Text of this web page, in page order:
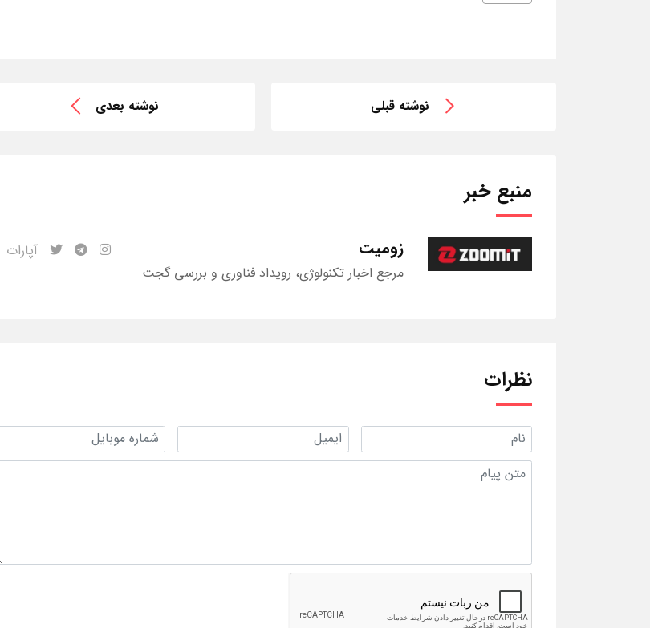
نوشته قبلی نوشته بعدی
منبع خبر
زومیت
مرجع اخبار تکنولوژی، رویداد‌ فناوری و بررسی گجت‌
آپارات
نظرات